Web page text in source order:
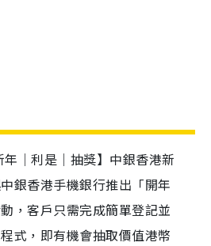
年｜利是｜抽獎】中銀香港新
銀香港手機銀行推出「開年
，客戶只需完成簡單登記並
式，即有機會抽取價值港幣